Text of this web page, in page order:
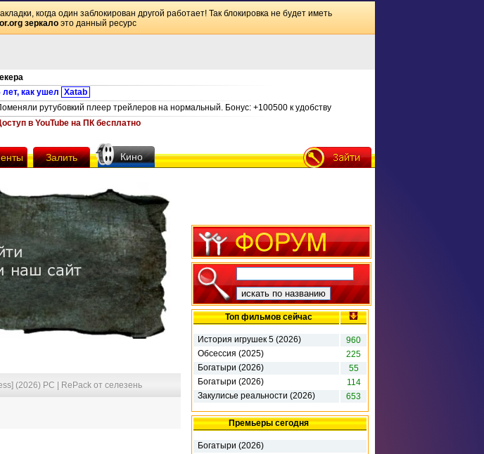
когда один заблокирован другой работает! Так блокировка не будет иметь
зеркало это данный ресурс
лет, как ушел Xatab
рутубовкий плеер трейлеров на нормальный. Бонус: +100500 к удобству
в YouTube на ПК бесплатно
Залить Кино
(2026) PC | RePack от селезень
Топ фильмов сейчас
История игрушек 5 (2026)
960
Обсессия (2025)
225
Богатыри (2026)
55
Богатыри (2026)
114
Закулисье реальности (2026)
653
Премьеры сегодня
Богатыри (2026)